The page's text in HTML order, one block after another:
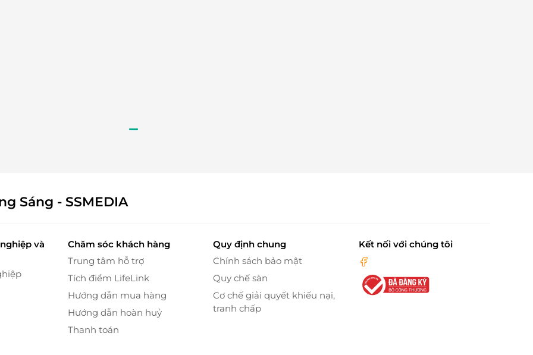
vụ này không chỉ giúp làm sạch da đầu mà còn
cơ thể và tinh thần.
giãn toàn thân.
kích thích lưu thông máu.
tan căng thẳng.
cơ thể.
làn da.
sâu.
gừng, thúc đẩy tuần hoàn máu.
mềm mượt.
thừa.
Sáng - SSMEDIA
và
Chăm sóc khách hàng
Trung tâm hỗ trợ
Tích điểm LifeLink
Hướng dẫn mua hàng
Hướng dẫn hoàn huỷ
Thanh toán
Quy định chung
Chính sách bảo mật
Quy chế sàn
Cơ chế giải quyết khiếu nại,
tranh chấp
Kết nối với chúng tôi